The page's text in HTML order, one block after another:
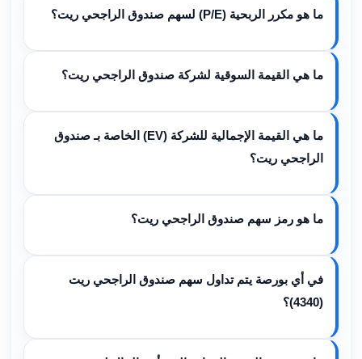
ما هو مكرر الربحية (P/E) لسهم صندوق الراجحي ريت؟
ما هي القيمة السوقية لشركة صندوق الراجحي ريت؟
ما هي القيمة الإجمالية للشركة (EV) الخاصة بـ صندوق
الراجحي ريت؟
ما هو رمز سهم صندوق الراجحي ريت؟
في أي بورصة يتم تداول سهم صندوق الراجحي ريت
(4340)؟